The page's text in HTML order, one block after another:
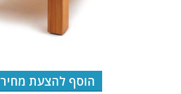
הוסף להצעת מחיר